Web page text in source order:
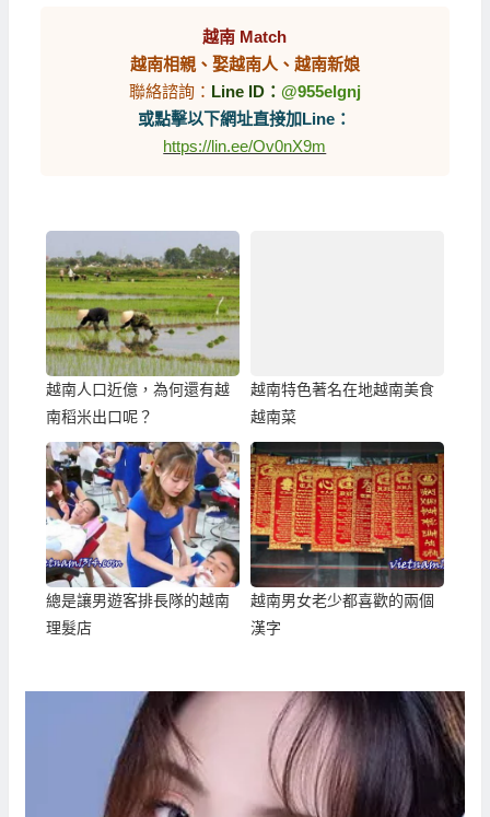
越南 Match
越南相親、娶越南人、越南新娘
聯絡諮詢： Line ID： @955elgnj
或點擊以下網址直接加Line：
https://lin.ee/Ov0nX9m
越南人口近億，為何還有越
南稻米出口呢？
越南特色著名在地越南美食
越南菜
總是讓男遊客排長隊的越南
理髮店
越南男女老少都喜歡的兩個
漢字